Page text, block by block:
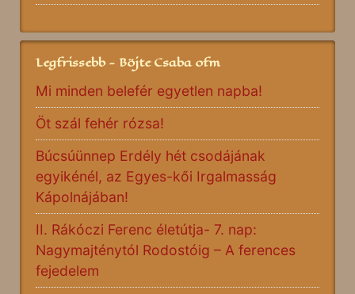
Legfrissebb - Böjte Csaba ofm
Mi minden belefér egyetlen napba!
Öt szál fehér rózsa!
Búcsúünnep Erdély hét csodájának
egyikénél, az Egyes-kői Irgalmasság
Kápolnájában!
II. Rákóczi Ferenc életútja- 7. nap:
Nagymajténytól Rodostóig – A ferences
fejedelem